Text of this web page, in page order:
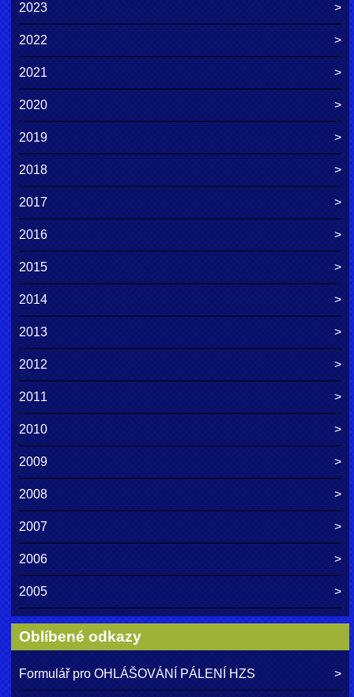
2023
2022
2021
2020
2019
2018
2017
2016
2015
2014
2013
2012
2011
2010
2009
2008
2007
2006
2005
Oblíbené odkazy
Formulář pro OHLÁŠOVÁNÍ PÁLENÍ HZS